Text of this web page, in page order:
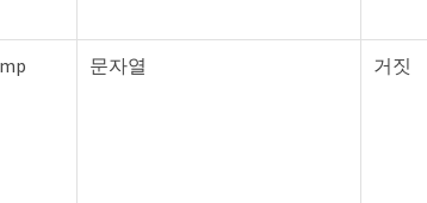
문자열 거짓